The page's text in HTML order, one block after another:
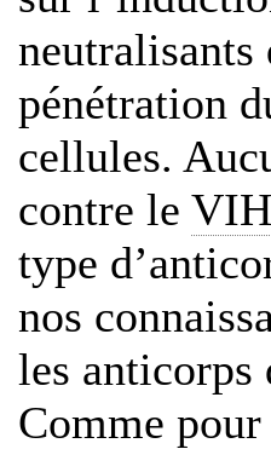
pénétration
cellules.
contre le VIH
type
nos
les anticorps
Comme pour